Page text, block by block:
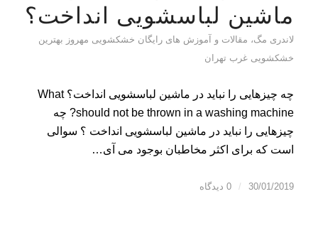
ماشین لباسشویی انداخت؟
لاندری مگ، مقالات و آموزش های رایگان خشکشویی مهروز بهترین
خشکشویی غرب تهران
چه چیزهایی را نباید در ماشین لباسشویی انداخت؟ What
should not be thrown in a washing machine? چه
چیزهایی را نباید در ماشین لباسشویی انداخت ؟ سوالی
است که برای اکثر مخاطبان بوجود می آی…
30/01/2019
/ 0 دیدگاه